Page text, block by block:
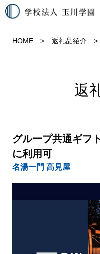
HOME 返礼品紹介
返
グループ共通ギ
に利用可
名湯一門 高見屋